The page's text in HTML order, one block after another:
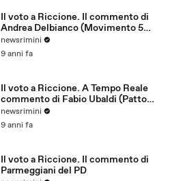
Il voto a Riccione. Il commento di
Andrea Delbianco (Movimento 5
Stelle)
newsrimini
9 anni fa
Il voto a Riccione. A Tempo Reale
commento di Fabio Ubaldi (Patto
Civico Riccione)
newsrimini
9 anni fa
Il voto a Riccione. Il commento di
Parmeggiani del PD